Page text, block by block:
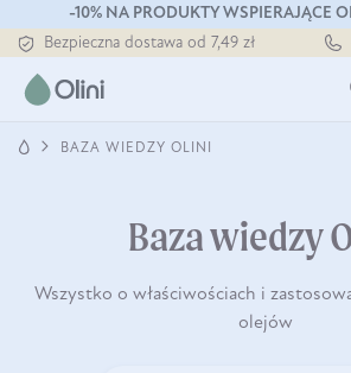
-10% NA PRODUKTY WSPIERAJĄCE
Bezpieczna dostawa od 7,49 zł
Darmowa dostawa od 199 zł
Tłoczony zawsze na zimno
BAZA WIEDZY OLINI
Baza wiedzy
Wszystko o właściwościach i
olejów